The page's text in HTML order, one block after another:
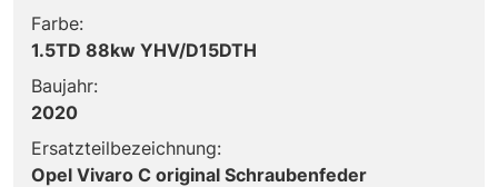
Farbe:
1.5TD 88kw YHV/D15DTH
Baujahr:
2020
Ersatzteilbezeichnung:
Opel Vivaro C original Schraubenfeder